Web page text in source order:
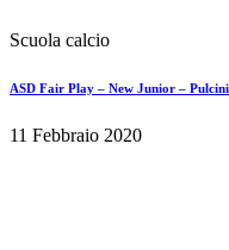
Scuola calcio
ASD Fair Play – New Junior – Pulcini
11 Febbraio 2020